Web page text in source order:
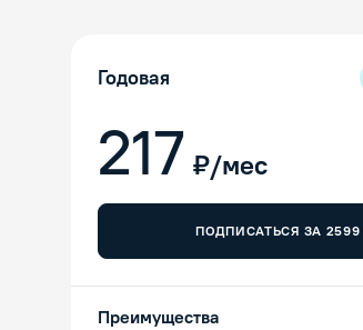
Годовая
217 ₽/мес
ПОДПИСАТЬСЯ ЗА 2599
Преимущества